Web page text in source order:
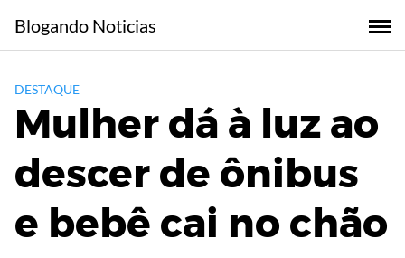
content
Blogando Noticias
DESTAQUE
Mulher dá à luz ao
descer de ônibus
e bebê cai no chão